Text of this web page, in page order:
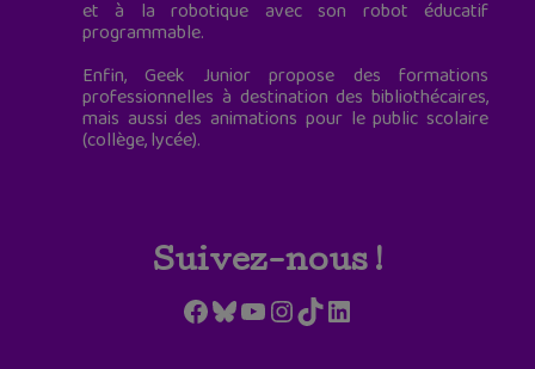
et à la robotique avec son robot éducatif
programmable.
Enfin, Geek Junior propose des formations
professionnelles à destination des bibliothécaires,
mais aussi des animations pour le public scolaire
(collège, lycée).
Suivez-nous !
Facebook
Bluesky
YouTube
Instagram
TikTokLinkedIn